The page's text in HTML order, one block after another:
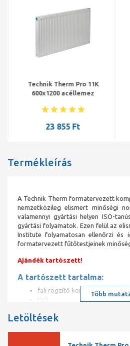
Technik Therm Pro 11K
600x1200 acéllemez
23 855 Ft
Termékleírás
A Technik Therm formatervezett
nemzetközileg elismert minőségi
valamennyi gyártási helyen ISO-
gyártási folyamatok. Ezen felül az
Institute folyamatosan ellenőrzi és
formatervezett fűtőtestjeinek
Ajándék tartószett!
A tartószett tartalma:
fali rögzítő konzol
tipli
kézi légtelenítő
Technik Therm 11K 900*800
Több
Letöltések